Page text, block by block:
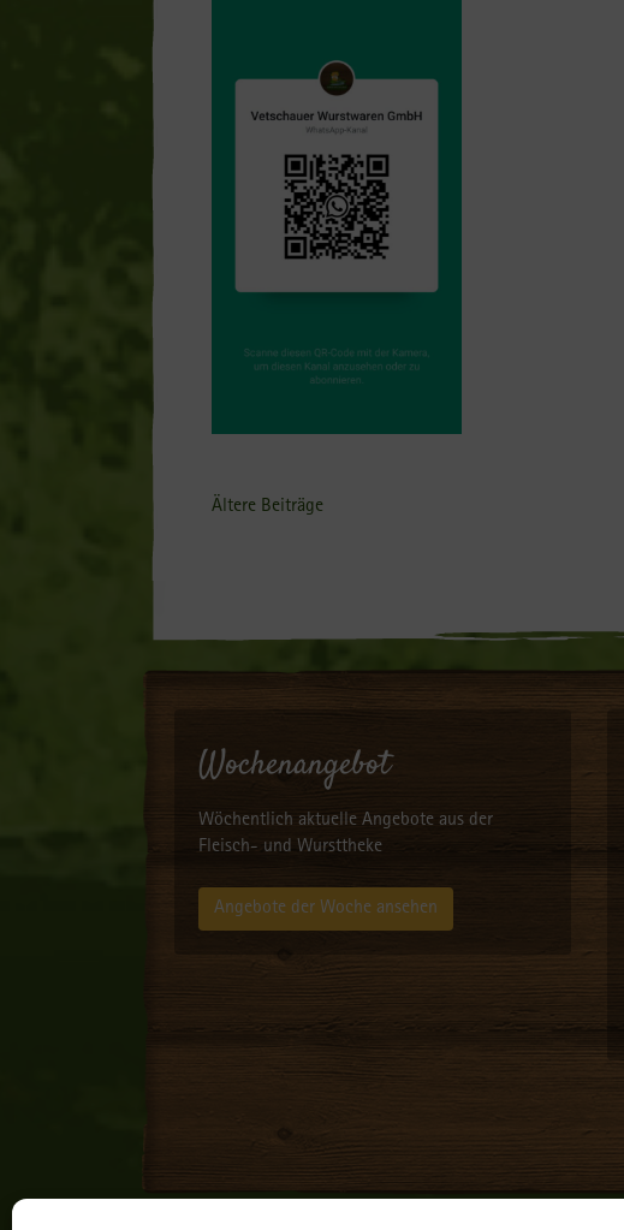
Beitragsnavigation
Ältere Beiträge
Wochenangebot
Wöchentlich aktuelle Angebote aus der
Fleisch- und Wursttheke
Angebote der Woche ansehen